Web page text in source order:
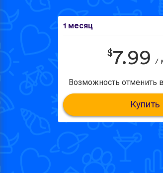
1 месяц
$7.99 /
Возможность отменить
Купить